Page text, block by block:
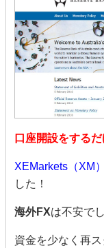
口座開設をする
XEMarkets（XM）
した！
海外FXは不安で
資金を少なく再ス